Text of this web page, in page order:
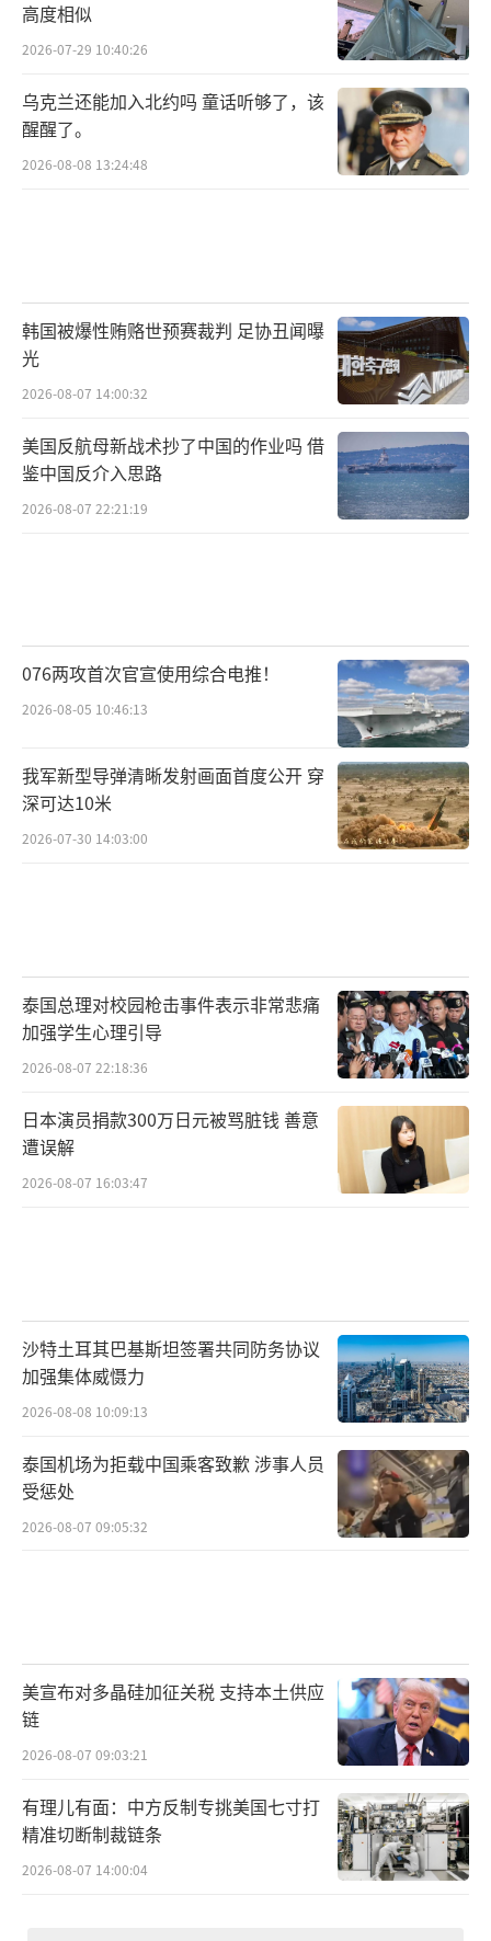
高度相似
2026-07-29 10:40:26
乌克兰还能加入北约吗 童话听够了，该
醒醒了。
2026-08-08 13:24:48
韩国被爆性贿赂世预赛裁判 足协丑闻曝
光
2026-08-07 14:00:32
美国反航母新战术抄了中国的作业吗 借
鉴中国反介入思路
2026-08-07 22:21:19
076两攻首次官宣使用综合电推！
2026-08-05 10:46:13
我军新型导弹清晰发射画面首度公开 穿
深可达10米
2026-07-30 14:03:00
泰国总理对校园枪击事件表示非常悲痛
加强学生心理引导
2026-08-07 22:18:36
日本演员捐款300万日元被骂脏钱 善意
遭误解
2026-08-07 16:03:47
沙特土耳其巴基斯坦签署共同防务协议
加强集体威慑力
2026-08-08 10:09:13
泰国机场为拒载中国乘客致歉 涉事人员
受惩处
2026-08-07 09:05:32
美宣布对多晶硅加征关税 支持本土供应
链
2026-08-07 09:03:21
有理儿有面：中方反制专挑美国七寸打
精准切断制裁链条
2026-08-07 14:00:04